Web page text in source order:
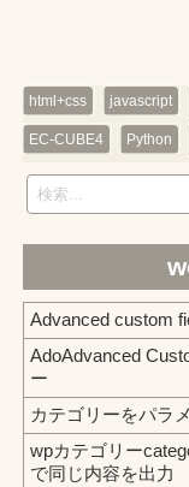
html+css javascript
EC-CUBE4 Python
Advanced custom
AdoAdvanced
ー
カテゴリーをパラ
wpカテゴリー
で同じ内容を出力